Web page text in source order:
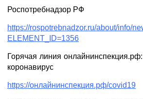
Роспотребнадзор РФ
https://rospotrebnadzor.ru/about/info/
ELEMENT_ID=1356
Горячая линия
коронавирус
https://онлайнинспекция.рф/covid19